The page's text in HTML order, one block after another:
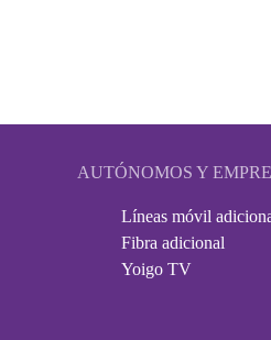
AUTÓNOMOS Y
Líneas móvil
Fibra adicional
Yoigo TV